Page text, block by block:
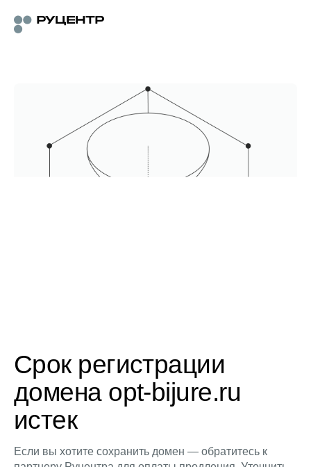
Срок регистрации
домена opt-bijure.ru
истек
Если вы хотите сохранить домен — обратитесь к